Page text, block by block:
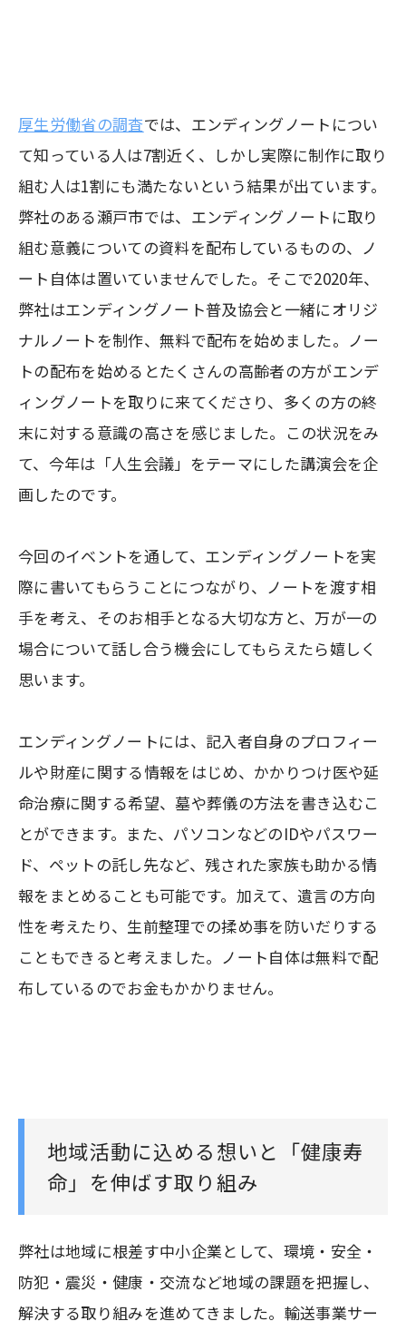
厚生労働省の調査では、エンディングノートについ
て知っている人は7割近く、しかし実際に制作に取り
組む人は1割にも満たないという結果が出ています。
弊社のある瀬戸市では、エンディングノートに取り
組む意義についての資料を配布しているものの、ノ
ート自体は置いていませんでした。そこで2020年、
弊社はエンディングノート普及協会と一緒にオリジ
ナルノートを制作、無料で配布を始めました。ノー
トの配布を始めるとたくさんの高齢者の方がエンデ
ィングノートを取りに来てくださり、多くの方の終
末に対する意識の高さを感じました。この状況をみ
て、今年は「人生会議」をテーマにした講演会を企
画したのです。
今回のイベントを通して、エンディングノートを実
際に書いてもらうことにつながり、ノートを渡す相
手を考え、そのお相手となる大切な方と、万が一の
場合について話し合う機会にしてもらえたら嬉しく
思います。
エンディングノートには、記入者自身のプロフィー
ルや財産に関する情報をはじめ、かかりつけ医や延
命治療に関する希望、墓や葬儀の方法を書き込むこ
とができます。また、パソコンなどのIDやパスワー
ド、ペットの託し先など、残された家族も助かる情
報をまとめることも可能です。加えて、遺言の方向
性を考えたり、生前整理での揉め事を防いだりする
こともできると考えました。ノート自体は無料で配
布しているのでお金もかかりません。
地域活動に込める想いと「健康寿
命」を伸ばす取り組み
弊社は地域に根差す中小企業として、環境・安全・
防犯・震災・健康・交流など地域の課題を把握し、
解決する取り組みを進めてきました。輸送事業サー